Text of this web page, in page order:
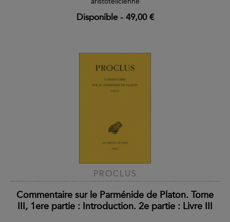
Disponible- 49,00 €
PROCLUS
Commentaire sur le Parménide de Platon. Tome
III, 1ere partie : Introduction. 2e partie : Livre III